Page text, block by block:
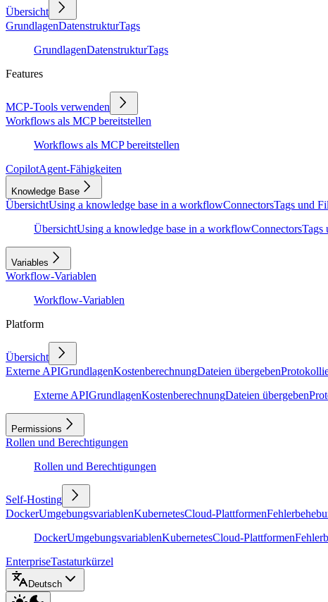
Übersicht
GrundlagenDatenstrukturTags
GrundlagenDatenstrukturTags
Features
MCP-Tools verwenden
Workflows als MCP bereitstellen
Workflows als MCP bereitstellen
CopilotAgent-Fähigkeiten
Knowledge Base
ÜbersichtUsing a knowledge base in a workflowConnectorsTags und
ÜbersichtUsing a knowledge base in a workflowConnectorsTags
Variables
Workflow-Variablen
Workflow-Variablen
Platform
Übersicht
Externe APIGrundlagenKostenberechnungDateien übergeben
Externe APIGrundlagenKostenberechnungDateien übergeben
Permissions
Rollen und Berechtigungen
Rollen und Berechtigungen
Self-Hosting
DockerUmgebungsvariablenKubernetesCloud-Plattformen
DockerUmgebungsvariablenKubernetesCloud-Plattformen
EnterpriseTastaturkürzel
Deutsch